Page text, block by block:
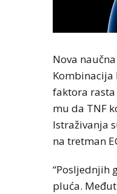
Nova
Kombinacija
faktora rasta
mu da TNF
Istraživanja
na tretman
“Posljednjih
pluća.